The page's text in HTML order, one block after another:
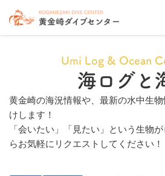
Umi Log & Ocean
海ログと
黄金崎の海況情報や、最新の水中生
けします！
「会いたい」「見たい」という生物
らお気軽にリクエストしてください！